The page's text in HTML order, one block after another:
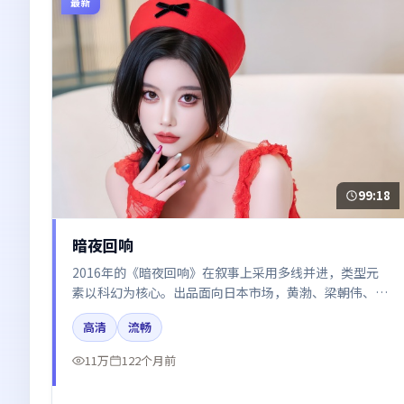
99:18
暗夜回响
2016年的《暗夜回响》在叙事上采用多线并进，类型元
素以科幻为核心。出品面向日本市场，黄渤、梁朝伟、河
正宇、沈腾、胡歌所饰角色推动关键反转，结尾留白引发
讨论。
高清
流畅
11万
122个月前